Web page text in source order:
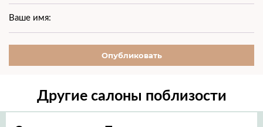
Ваше имя:
Опубликовать
Другие салоны поблизости